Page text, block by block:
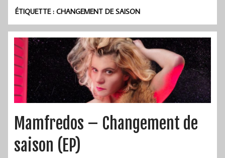
ÉTIQUETTE :CHANGEMENT DE SAISON
Mamfredos – Changement de
saison (EP)